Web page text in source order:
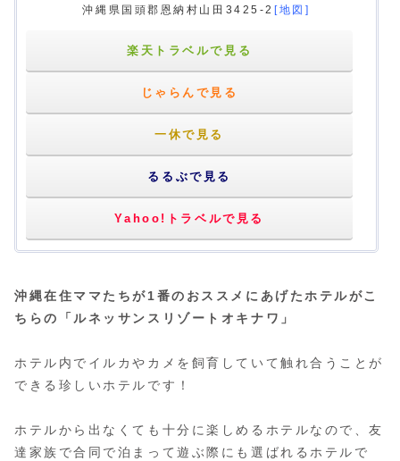
沖縄県国頭郡恩納村山田3425-2 [地図]
楽天トラベルで見る
じゃらんで見る
一休で見る
るるぶで見る
Yahoo!トラベルで見る
沖縄在住ママたちが1番のおススメにあげたホテルがこ
ちらの「ルネッサンスリゾートオキナワ」
ホテル内でイルカやカメを飼育していて触れ合うことが
できる珍しいホテルです！
ホテルから出なくても十分に楽しめるホテルなので、友
達家族で合同で泊まって遊ぶ際にも選ばれるホテルで